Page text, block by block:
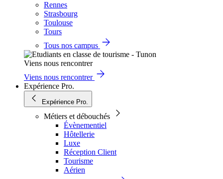
Rennes
Strasbourg
Toulouse
Tours
Tous nos campus
Viens nous rencontrer
Viens nous rencontrer
Expérience Pro.
Expérience Pro.
Métiers et débouchés
Évènementiel
Hôtellerie
Luxe
Réception Client
Tourisme
Aérien